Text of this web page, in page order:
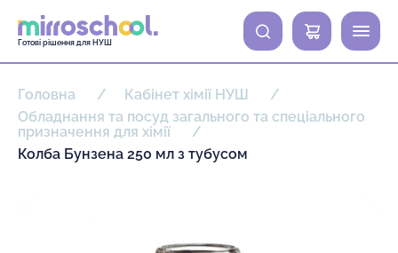
Готові рішення для НУШ
0
Головна
Кабінет хімії НУШ
Обладнання та посуд загального та спеціального
призначення для хімії
Колба Бунзена 250 мл з тубусом